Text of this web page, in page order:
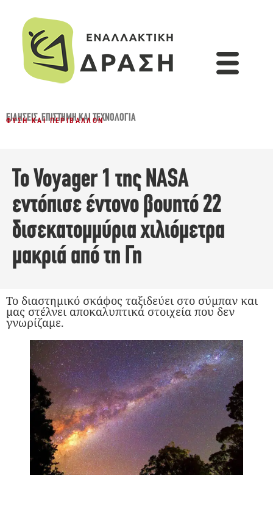
ΕΙΔΉΣΕΙΣ,ΕΠΙΣΤΉΜΗ ΚΑΙ ΤΕΧΝΟΛΟΓΊΑ
ΦΎΣΗ ΚΑΙ ΠΕΡΙΒΆΛΛΟΝ
Το Voyager 1 της NASA
εντόπισε έντονο βουητό 22
δισεκατομμύρια χιλιόμετρα
μακριά από τη Γη
Το διαστημικό σκάφος ταξιδεύει στο σύμπαν και
μας στέλνει αποκαλυπτικά στοιχεία που δεν
γνωρίζαμε.